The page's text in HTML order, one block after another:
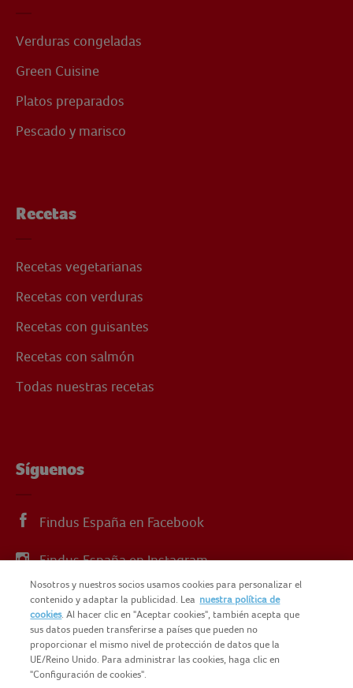
Verduras congeladas
Green Cuisine
Platos preparados
Pescado y marisco
Recetas
Recetas vegetarianas
Recetas con verduras
Recetas con guisantes
Recetas con salmón
Todas nuestras recetas
Síguenos
Findus España en Facebook
Findus España en Instagram
Findus España en X
Nosotros y nuestros socios usamos cookies para personalizar el
contenido y adaptar la publicidad. Lea nuestra política de
cookies. Al hacer clic en "Aceptar cookies", también acepta que
sus datos pueden transferirse a países que pueden no
proporcionar el mismo nivel de protección de datos que la
UE/Reino Unido. Para administrar las cookies, haga clic en
"Configuración de cookies".